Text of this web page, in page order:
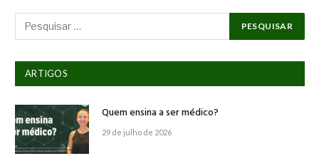
ARTIGOS
Quem ensina a ser médico?
29 de julho de 2026